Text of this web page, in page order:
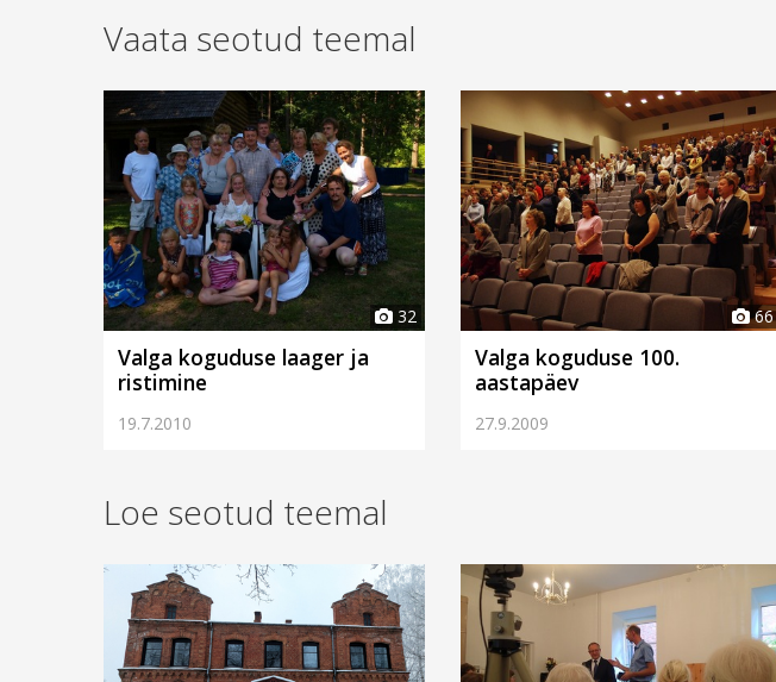
Vaata seotud teemal
32
Valga koguduse laager ja
ristimine
19.7.2010
66
Valga koguduse 100.
aastapäev
27.9.2009
Loe seotud teemal